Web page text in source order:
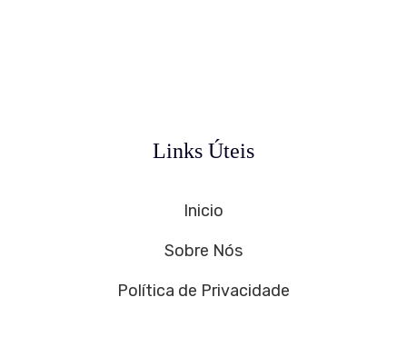
Links Úteis
Inicio
Sobre Nós
Política de Privacidade